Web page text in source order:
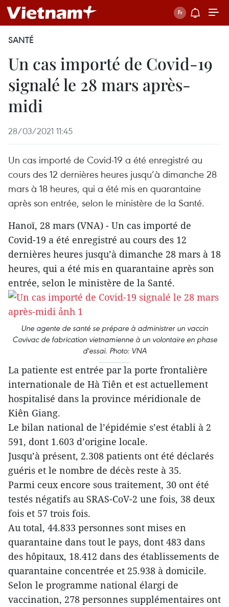
SANTÉ
Un cas importé de Covid-19
signalé le 28 mars après-
midi
28/03/2021 11:45
Un cas importé de Covid-19 a été enregistré au
cours des 12 dernières heures jusqu’à dimanche 28
mars à 18 heures, qui a été mis en quarantaine
après son entrée, selon le ministère de la Santé.
Hanoï, 28 mars (VNA) - Un cas importé de
Covid-19 a été enregistré au cours des 12
dernières heures jusqu’à dimanche 28 mars à 18
heures, qui a été mis en quarantaine après son
entrée, selon le ministère de la Santé.
Une agente de santé se prépare à administrer un vaccin
Covivac de fabrication vietnamienne à un volontaire en phase
d'essai. Photo: VNA
La patiente est entrée par la porte frontalière
internationale de Hà Tiên et est actuellement
hospitalisé dans la province méridionale de
Kiên Giang.
Le bilan national de l’épidémie s’est établi à 2
591, dont 1.603 d’origine locale.
Jusqu’à présent, 2.308 patients ont été déclarés
guéris et le nombre de décès reste à 35.
Parmi ceux encore sous traitement, 30 ont été
testés négatifs au SRAS-CoV-2 une fois, 38 deux
fois et 57 trois fois.
Au total, 44.833 personnes sont mises en
quarantaine dans tout le pays, dont 483 dans
des hôpitaux, 18.412 dans des établissements de
quarantaine concentrée et 25.938 à domicile.
Selon le programme national élargi de
vaccination, 278 personnes supplémentaires ont